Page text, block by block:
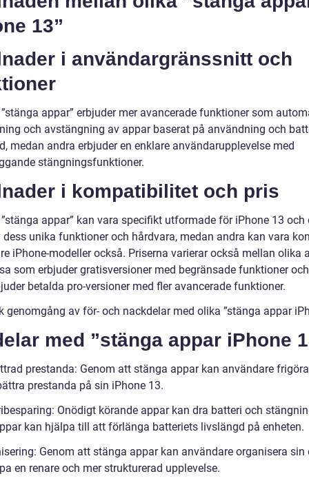
13”
i användargränssnitt och
appar” erbjuder mer avancerade funktioner som
och avstängning av appar baserat på användning och
medan andra erbjuder en enklare användarupplevelse med
stängningsfunktioner.
i kompatibilitet och pris
appar” kan vara specifikt utformade för iPhone 13 och
dess unika funktioner och hårdvara, medan andra kan vara
iPhone-modeller också. Priserna varierar också mellan olika
som erbjuder gratisversioner med begränsade funktioner
betalda pro-versioner med fler avancerade funktioner.
genomgång av för- och nackdelar med olika ”stänga appar
med ”stänga appar iPhone
prestanda: Genom att stänga appar kan användare
prestanda på sin iPhone 13.
Onödigt körande appar kan dra batteri och
kan hjälpa till att förlänga batteriets livslängd på enheten.
Genom att stänga appar kan användare organisera sin
en renare och mer strukturerad upplevelse.